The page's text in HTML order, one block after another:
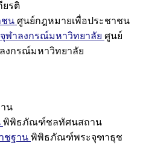
ยรติ
ชน ศูนย์กฎหมายเพื่อประชาชน
ฬาลงกรณ์มหาวิทยาลัย ศูนย์
งกรณ์มหาวิทยาลัย
น
พิพิธภัณฑ์ชลทัศนสถาน
ชฐาน พิพิธภัณฑ์พระจุฑาธุช